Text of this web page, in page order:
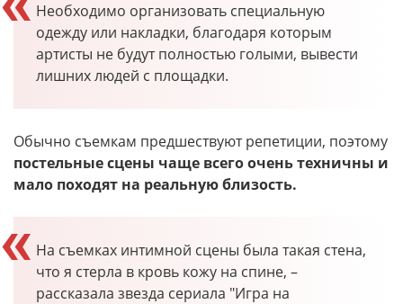
Необходимо организовать специальную
одежду или накладки, благодаря которым
артисты не будут полностью голыми, вывести
лишних людей с площадки.
Обычно съемкам предшествуют репетиции, поэтому
постельные сцены чаще всего очень техничны и
мало походят на реальную близость.
На съемках интимной сцены была такая стена,
что я стерла в кровь кожу на спине, –
рассказала звезда сериала "Игра на